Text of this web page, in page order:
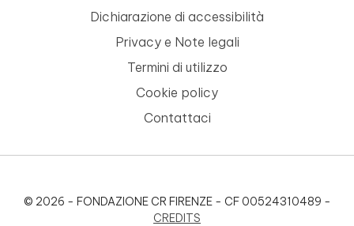
Dichiarazione di accessibilità
Privacy e Note legali
Termini di utilizzo
Cookie policy
Contattaci
© 2026 - FONDAZIONE CR FIRENZE - CF 00524310489 -
CREDITS